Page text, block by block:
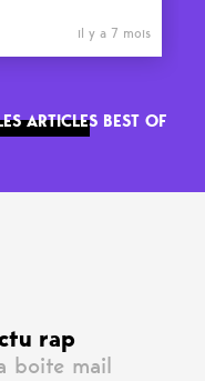
il y a 7 mois
ARTICLES BEST OF
rap
boite mail